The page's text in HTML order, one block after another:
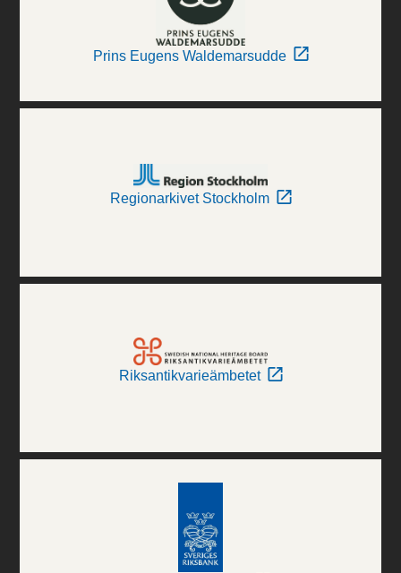
Prins Eugens Waldemarsudde
Regionarkivet Stockholm
Riksantikvarieämbetet